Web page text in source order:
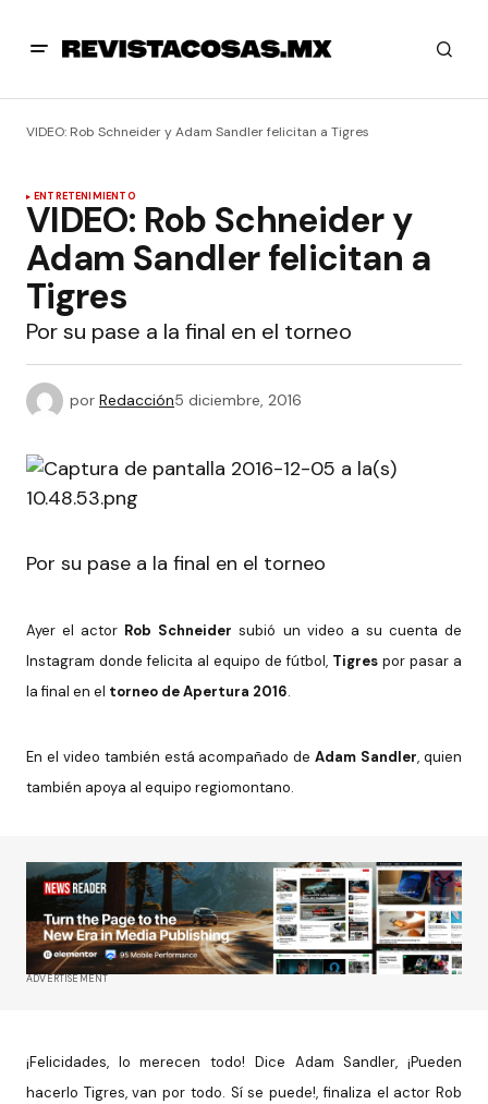
VIDEO: Rob Schneider y Adam Sandler felicitan a Tigres
ENTRETENIMIENTO
VIDEO: Rob Schneider y
Adam Sandler felicitan a
Tigres
Por su pase a la final en el torneo
por Redacción5 diciembre, 2016
Por su pase a la final en el torneo
Ayer el actor Rob Schneider subió un video a su cuenta de
Instagram donde felicita al equipo de fútbol, Tigres por pasar a
la final en el torneo de Apertura 2016.
En el video también está acompañado deAdam Sandler, quien
también apoya al equipo regiomontano.
ADVERTISEMENT
¡Felicidades, lo merecen todo! Dice Adam Sandler, ¡Pueden
hacerlo Tigres, van por todo. Sí se puede!, finaliza el actor Rob